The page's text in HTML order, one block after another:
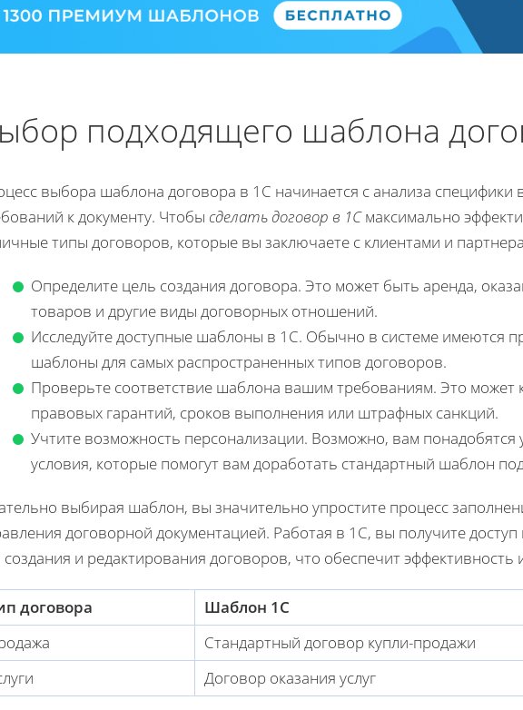
подходящего шаблона
выбора шаблона договора в 1С начинается с анализа специфики
к документу. Чтобы сделать договор в 1Смаксимально
типы договоров, которые вы заключаете с клиентами и
Определите цель создания договора. Это может быть аренда,
товаров и другие виды договорных отношений.
Исследуйте доступные шаблоны в 1С. Обычно в системе имеются
шаблоны для самых распространенных типов договоров.
Проверьте соответствие шаблона вашим требованиям. Это может
правовых гарантий, сроков выполнения или штрафных санкций.
Учтите возможность персонализации. Возможно, вам понадобятся
условия, которые помогут вам доработать стандартный шаблон
выбирая шаблон, вы значительно упростите процесс
договорной документацией. Работая в 1С, вы получите
создания и редактирования договоров, что обеспечит эффективность
договора
Шаблон 1С
Стандартный договор купли-продажи
Договор оказания услуг